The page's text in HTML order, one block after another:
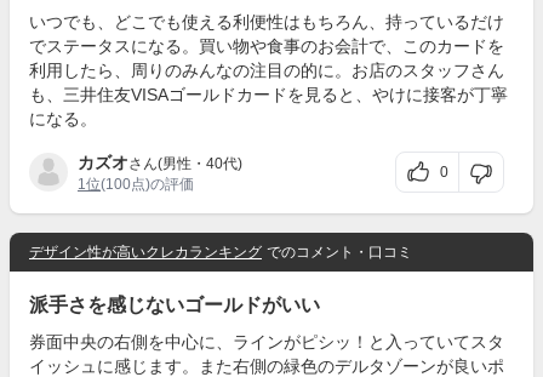
いつでも、どこでも使える利便性はもちろん、持っているだけ
でステータスになる。買い物や食事のお会計で、このカードを
利用したら、周りのみんなの注目の的に。お店のスタッフさん
も、三井住友VISAゴールドカードを見ると、やけに接客が丁寧
になる。
カズオさん(男性・40代)
1位(100点)の評価
0
デザイン性が高いクレカランキング でのコメント・口コミ
派手さを感じないゴールドがいい
券面中央の右側を中心に、ラインがピシッ！と入っていてスタ
イッシュに感じます。また右側の緑色のデルタゾーンが良いポ